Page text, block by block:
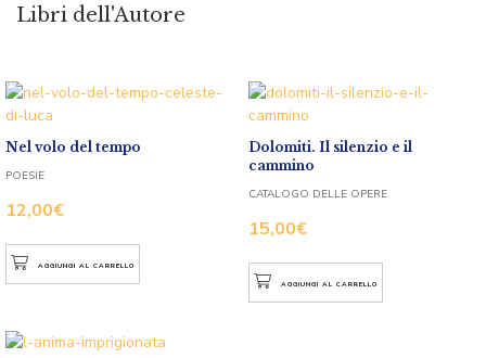
Libri dell'Autore
Nel volo del tempo
12,00€
POESIE
AGGIUNGI AL CARRELLO
Dolomiti. Il silenzio e il
cammino
15,00€
CATALOGO DELLE OPERE
AGGIUNGI AL CARRELLO